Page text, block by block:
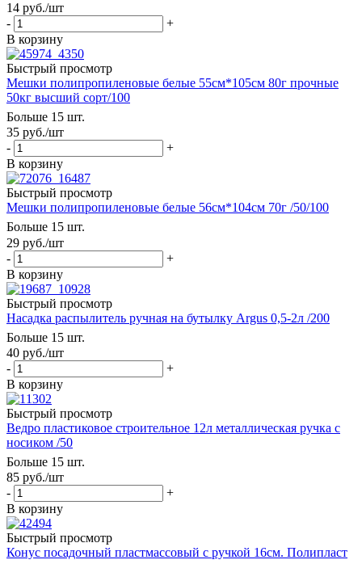
14 руб./шт
-
+
В корзину
Быстрый просмотр
Мешки полипропиленовые белые 55см*105см 80г прочные
50кг высший сорт/100
Больше 15 шт.
35 руб./шт
-
+
В корзину
Быстрый просмотр
Мешки полипропиленовые белые 56см*104см 70г /50/100
Больше 15 шт.
29 руб./шт
-
+
В корзину
Быстрый просмотр
Насадка распылитель ручная на бутылку Argus 0,5-2л /200
Больше 15 шт.
40 руб./шт
-
+
В корзину
Быстрый просмотр
Ведро пластиковое строительное 12л металлическая ручка с
носиком /50
Больше 15 шт.
85 руб./шт
-
+
В корзину
Быстрый просмотр
Конус посадочный пластмассовый с ручкой 16см. Полипласт